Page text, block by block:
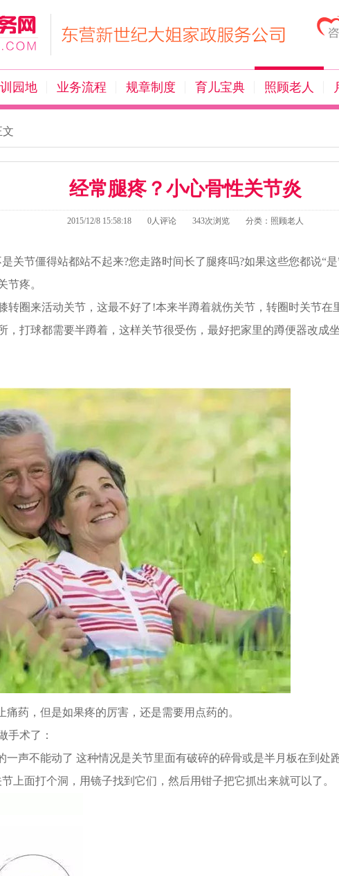
园地 业务流程 规章制度 育儿宝典 照顾老人
文
经常腿疼？小心骨性关节炎
2015/12/8 15:58:18 0人评论 343次浏览 分类：照顾老人
是关节僵得站都站不起来?您走路时间长了腿疼吗?如果这些您都说“
节疼。
圈来活动关节，这最不好了!本来半蹲着就伤关节，转圈时关节在
打球都需要半蹲着，这样关节很受伤，最好把家里的蹲便器改成
药，但是如果疼的厉害，还是需要用点药的。
术了：
声不能动了 这种情况是关节里面有破碎的碎骨或是半月板在到处
上面打个洞，用镜子找到它们，然后用钳子把它抓出来就可以了。